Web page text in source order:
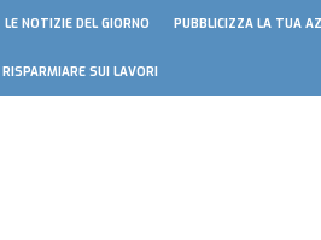
NOTIZIE DEL GIORNO PUBBLICIZZA LA TUA
SUI LAVORI